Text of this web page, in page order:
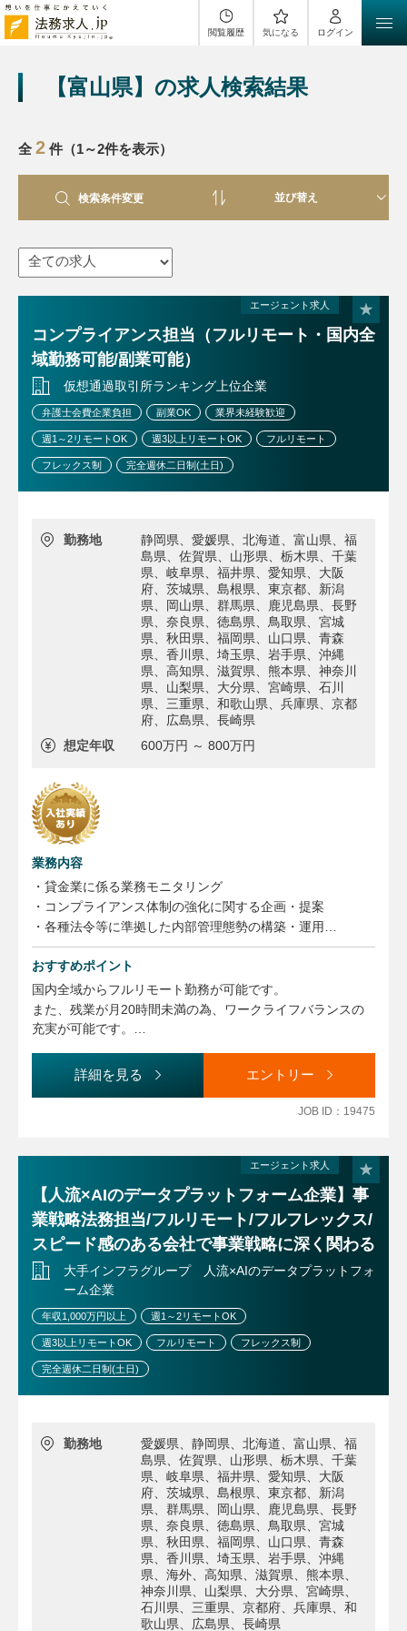
閲覧履歴 気になる ログイン
【富山県】の求人検索結果
全 2 件（1～2件を表示）
検索条件変更
エージェント求人
コンプライアンス担当（フルリモート・国内全
域勤務可能/副業可能）
仮想通過取引所ランキング上位企業
弁護士会費企業負担 副業OK 業界未経験歓迎
週1～2リモートOK 週3以上リモートOK フルリモート
フレックス制 完全週休二日制(土日)
勤務地
静岡県、愛媛県、北海道、富山県、福
島県、佐賀県、山形県、栃木県、千葉
県、岐阜県、福井県、愛知県、大阪
府、茨城県、島根県、東京都、新潟
県、岡山県、群馬県、鹿児島県、長野
県、奈良県、徳島県、鳥取県、宮城
県、秋田県、福岡県、山口県、青森
県、香川県、埼玉県、岩手県、沖縄
県、高知県、滋賀県、熊本県、神奈川
県、山梨県、大分県、宮崎県、石川
県、三重県、和歌山県、兵庫県、京都
府、広島県、長崎県
想定年収
600万円 ～ 800万円
業務内容
・貸金業に係る業務モニタリング
・コンプライアンス体制の強化に関する企画・提案
・各種法令等に準拠した内部管理態勢の構築・運用
・各種法令等の知識向上やコンプライアンス意識浸透のため
の研修・啓蒙活動
・コンプライアンス委員会の運営
・社内規程等の整備・管理
・広告審査業務
・監督官庁対応
・その他コンプライアンス推進に付随する業務
※上記記載のうち、スキルに合わせて担当業務を調整させて
同上
おすすめポイント
国内全域からフルリモート勤務が可能です。
また、残業が月20時間未満の為、ワークライフバランスの
充実が可能です。
ンス業務に関わることができます。
詳細を見る エントリー
JOB ID：19475
エージェント求人
【人流×AIのデータプラットフォーム企業】事
業戦略法務担当/フルリモート/フルフレックス/
スピード感のある会社で事業戦略に深く関わる
大手インフラグループ 人流×AIのデータプラットフォ
ーム企業
年収1,000万円以上 週1～2リモートOK
週3以上リモートOK フルリモート フレックス制
完全週休二日制(土日)
勤務地
愛媛県、静岡県、北海道、富山県、福
島県、佐賀県、山形県、栃木県、千葉
県、岐阜県、福井県、愛知県、大阪
府、茨城県、島根県、東京都、新潟
県、群馬県、岡山県、鹿児島県、長野
県、奈良県、徳島県、鳥取県、宮城
県、秋田県、福岡県、山口県、青森
県、香川県、埼玉県、岩手県、沖縄
県、海外、高知県、滋賀県、熊本県、
神奈川県、山梨県、大分県、宮崎県、
石川県、三重県、京都府、兵庫県、和
歌山県、広島県、長崎県